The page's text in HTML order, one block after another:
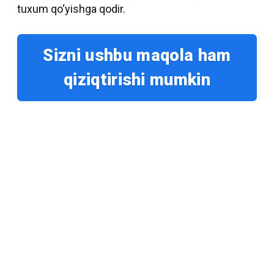
tuxum qo‘yishga qodir.
Sizni ushbu maqola ham
qiziqtirishi mumkin